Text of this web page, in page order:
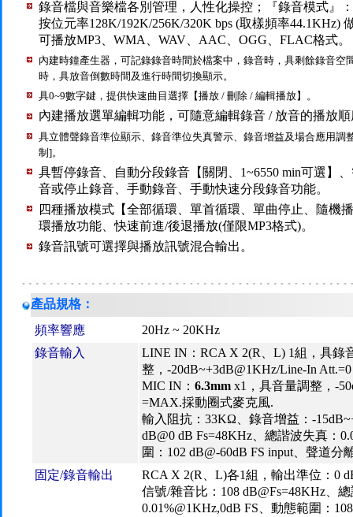
錄音檔與音樂檔各別管理，人性化操控；『錄音模式』
按位元率128K/192K/256K/320K bps (取樣頻率44.1KHz)
可播放MP3、WMA、WAV、AAC、OGG、FLAC格式。
內建時鐘產生器，可記錄錄音時間於檔案中，錄音時，具剩餘錄音空
時，具放音倒數時間及進行時間切換顯示。
具0~9數字鍵，提供快速曲目選擇【播放 / 刪除 / 編輯播放】。
內建播放選單編輯功能，可隨意編輯錄音 / 放音的播放
具立體聲錄音準位顯示、錄音準位失真警示、錄音增益及場合應用調
制]。
具暫停錄音、自動分段錄音【關閉、1~6550 min可選】
音或停止錄音、手動錄音、手動快速分段錄音功能。
四種播放模式【全部循環、單首循環、單曲停止、隨機
環播放功能、快速前進/後退播放(僅限MP3格式)。
錄音訊號可選擇與播放訊號混合輸出。
產品規格：
頻率響應
20Hz ~ 20KHz
錄音輸入
LINE IN：RCA X 2(R、L) 1組，具錄
整，-20dB~+3dB@1KHz/Line-In
MIC IN： 6.3mm x1，具音量調整，-
=MAX.採動圈式麥克風.
輸入阻抗：33KΩ、錄音增益：-
dB@0 dB Fs=48KHz、總諧波失真：
圍：102 dB@-60dB FS input、聲道分
固定/錄音輸出
RCA X 2(R、L)各1組，輸出準位：0
信號/雜音比：108 dB@Fs=48KHz、
0.01%@1KHz,0dB FS、動態範圍：